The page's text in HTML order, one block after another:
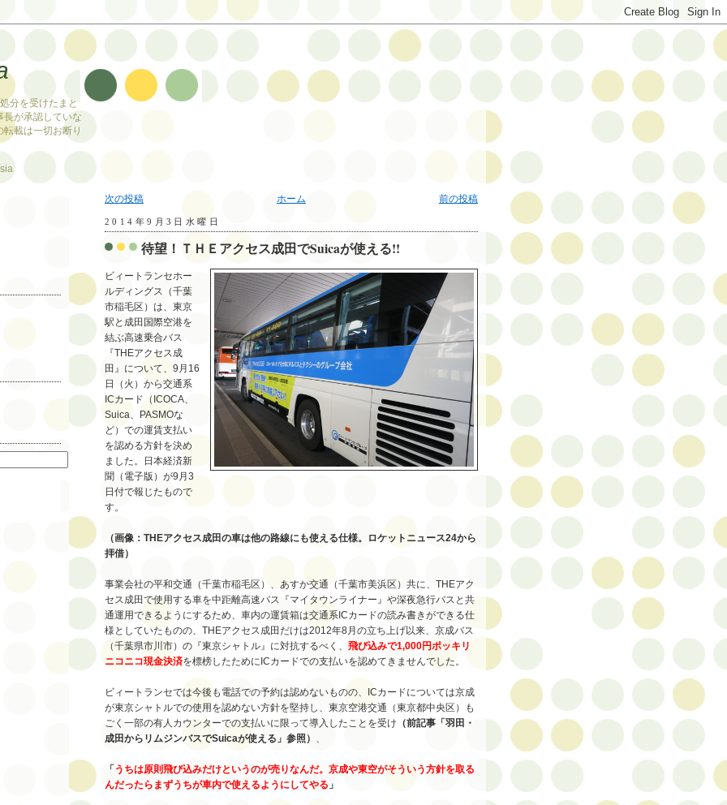
次の投稿 前の投稿
ホーム
2014年9月3日水曜日
待望！ＴＨＥアクセス成田でSuicaが使える!!
ビィートランセホー
ルディングス（千葉
市稲毛区）は、東京
駅と成田国際空港を
結ぶ高速乗合バス
『THEアクセス成
田』について、9月16
日（火）から交通系
ICカード（ICOCA、
Suica、PASMOな
ど）での運賃支払い
を認める方針を決め
ました。日本経済新
聞（電子版）が9月3
日付で報じたもので
す。
（画像：THEアクセス成田の車は他の路線にも使える仕様。ロケットニュース24から
拝借）
事業会社の平和交通（千葉市稲毛区）、あすか交通（千葉市美浜区）共に、THEアク
セス成田で使用する車を中距離高速バス『マイタウンライナー』や深夜急行バスと共
通運用できるようにするため、車内の運賃箱は交通系ICカードの読み書きができる仕
様としていたものの、THEアクセス成田だけは2012年8月の立ち上げ以来、京成バス
（千葉県市川市）の『東京シャトル』に対抗するべく、 飛び込みで1,000円ポッキリ
ニコニコ現金決済を標榜したためにICカードでの支払いを認めてきませんでした。
ビィートランセでは今後も電話での予約は認めないものの、ICカードについては京成
が東京シャトルでの使用を認めない方針を堅持し、東京空港交通（東京都中央区）も
ごく一部の有人カウンターでの支払いに限って導入したことを受け （前記事「羽田・
成田からリムジンバスでSuicaが使える」参照）
「うちは原則飛び込みだけというのが売りなんだ。京成や東空がそういう方針を取る
んだったらまずうちが車内で使えるようにしてやる 」
分を受けたまと
長が承認していな
載は一切お断り